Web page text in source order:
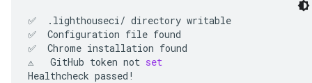
✅ .lighthouseci/ directory writable
✅
Configuration file found
✅
Chrome installation found
⚠️
GitHub token not set
Healthcheck passed!